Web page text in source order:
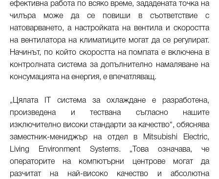
ефективна работа по всяко време, зададената точка на
чилъра може да се повиши в съответствие с
натоварването, а настройката на вентила и скоростта
на вентилатора на климатиците могат да се регулират.
Начинът, по който скоростта на помпата е включена в
контролната система за допълнително намаляване на
консумацията на енергия, е впечатляващ.
„Цялата IT система за охлаждане е разработена,
произведена и тествана съгласно нашите
изключително високи стандарти за качество“, обяснява
заместник-мениджър на отдел в Mitsubishi Electric,
Living Environment Systems. „Това означава, че
операторите на компютърни центрове могат да
разчитат на най-високо качество и абсолютна